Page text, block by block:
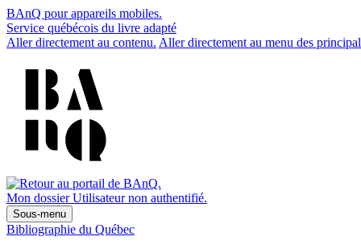
BAnQ pour appareils mobiles.
Service québécois du livre adapté
Aller directement au contenu. Aller directement au menu des
Mon dossier Utilisateur non authentifié.
Sous-menu
Bibliographie du Québec